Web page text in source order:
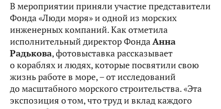
В мероприятии приняли участие представители
Фонда «Люди моря» и одной из морских
инженерных компаний. Как отметила
исполнительный директор ФондаАнна
Радькова, фотовыставка рассказывает
о кораблях и людях, которые посвятили свою
жизнь работе в море, – от исследований
до масштабного морского строительства. «Эта
экспозиция о том, что труд и вклад каждого